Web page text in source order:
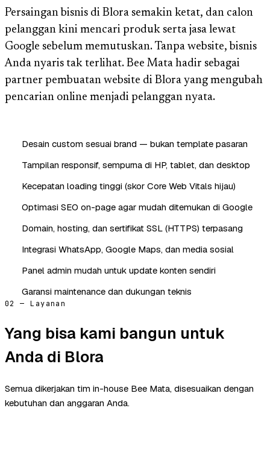
Persaingan bisnis di Blora semakin ketat, dan calon
pelanggan kini mencari produk serta jasa lewat
Google sebelum memutuskan. Tanpa website, bisnis
Anda nyaris tak terlihat. Bee Mata hadir sebagai
partner pembuatan website di Blora yang mengubah
pencarian online menjadi pelanggan nyata.
Desain custom sesuai brand — bukan template pasaran
Tampilan responsif, sempurna di HP, tablet, dan desktop
Kecepatan loading tinggi (skor Core Web Vitals hijau)
Optimasi SEO on-page agar mudah ditemukan di Google
Domain, hosting, dan sertifikat SSL (HTTPS) terpasang
Integrasi WhatsApp, Google Maps, dan media sosial
Panel admin mudah untuk update konten sendiri
Garansi maintenance dan dukungan teknis
02 — Layanan
Yang bisa kami bangun untuk
Anda di Blora
Semua dikerjakan tim in-house Bee Mata, disesuaikan dengan
kebutuhan dan anggaran Anda.